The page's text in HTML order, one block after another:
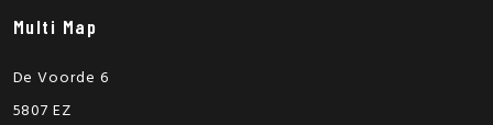
Multi Map
De Voorde 6
5807 EZ